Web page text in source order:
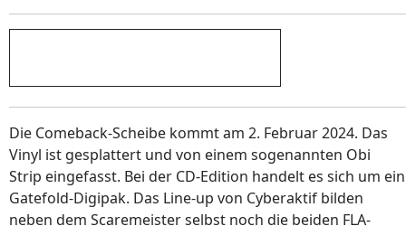
Die Comeback-Scheibe kommt am 2. Februar 2024. Das
Vinyl ist gesplattert und von einem sogenannten Obi
Strip eingefasst. Bei der CD-Edition handelt es sich um ein
Gatefold-Digipak. Das Line-up von Cyberaktif bilden
neben dem Scaremeister selbst noch die beiden FLA-